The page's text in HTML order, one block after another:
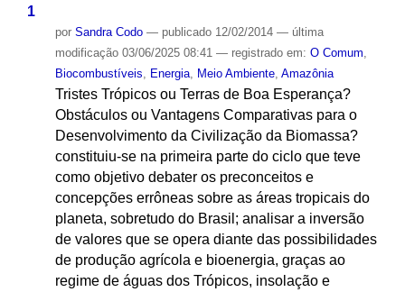
1
por Sandra Codo — publicado12/02/2014 — última
modificação03/06/2025 08:41 — registrado em: O Comum
Biocombustíveis
Energia, Meio Ambiente, Amazônia
Tristes Trópicos ou Terras de Boa Esperança?
Obstáculos ou Vantagens Comparativas para o
Desenvolvimento da Civilização da Biomassa?
constituiu-se na primeira parte do ciclo que teve
como objetivo debater os preconceitos e
concepções errôneas sobre as áreas tropicais do
planeta, sobretudo do Brasil; analisar a inversão
de valores que se opera diante das possibilidades
de produção agrícola e bioenergia, graças ao
regime de águas dos Trópicos, insolação e